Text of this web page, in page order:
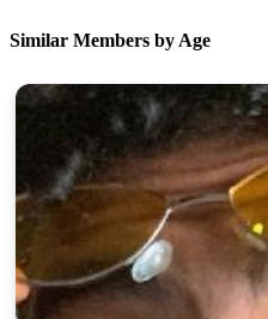
Similar Members by Age